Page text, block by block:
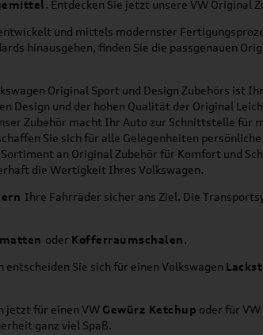
. Entdecken Sie jetzt unsere VW Original
und mittels modernster
hinausgehen, finden Sie die passgenauen
Original Sport und Design Zubehörs
Design und der hohen Qualität der Original
Zubehör macht Ihr Auto zur Schnittstelle für
Sie sich für alle Gelegenheiten
an Original Zubehör für Komfort und
die Wertigkeit Ihres Volkswagen.
Ihre Fahrräder sicher ans Ziel. Die
oder Kofferraumschalen.
Sie sich für einen Volkswagen
jetzt für einen VW Gewürz Ketchup oder für VW
ganz viel Spaß.